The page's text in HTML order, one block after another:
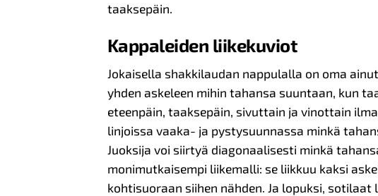
taaksepäin.
Kappaleiden liikekuviot
Jokaisella shakkilaudan nappulalla on oma
yhden askeleen mihin tahansa suuntaan, kun
eteenpäin, taaksepäin, sivuttain ja vinottain
linjoissa vaaka- ja pystysuunnassa minkä
Juoksija voi siirtyä diagonaalisesti minkä
monimutkaisempi liikemalli: se liikkuu kaksi
kohtisuoraan siihen nähden. Ja lopuksi,